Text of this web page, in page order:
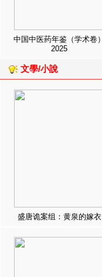
中国中医药年鉴（学术卷）
2025
文學/小說
盛唐诡案组：黄泉的嫁衣